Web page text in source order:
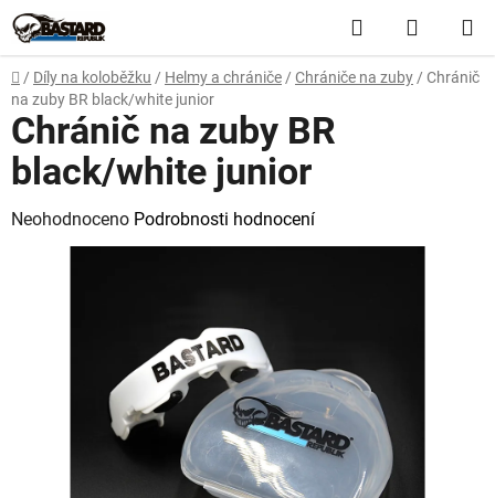
Přejít
na
obsah
Hledat
KOŠÍK
Domů
/ Díly na koloběžku / Helmy a chrániče / Chrániče na zuby / Chránič
na zuby BR black/white junior
Chránič na zuby BR
black/white junior
Průměrné
hodnocení
Neohodnoceno Podrobnosti hodnocení